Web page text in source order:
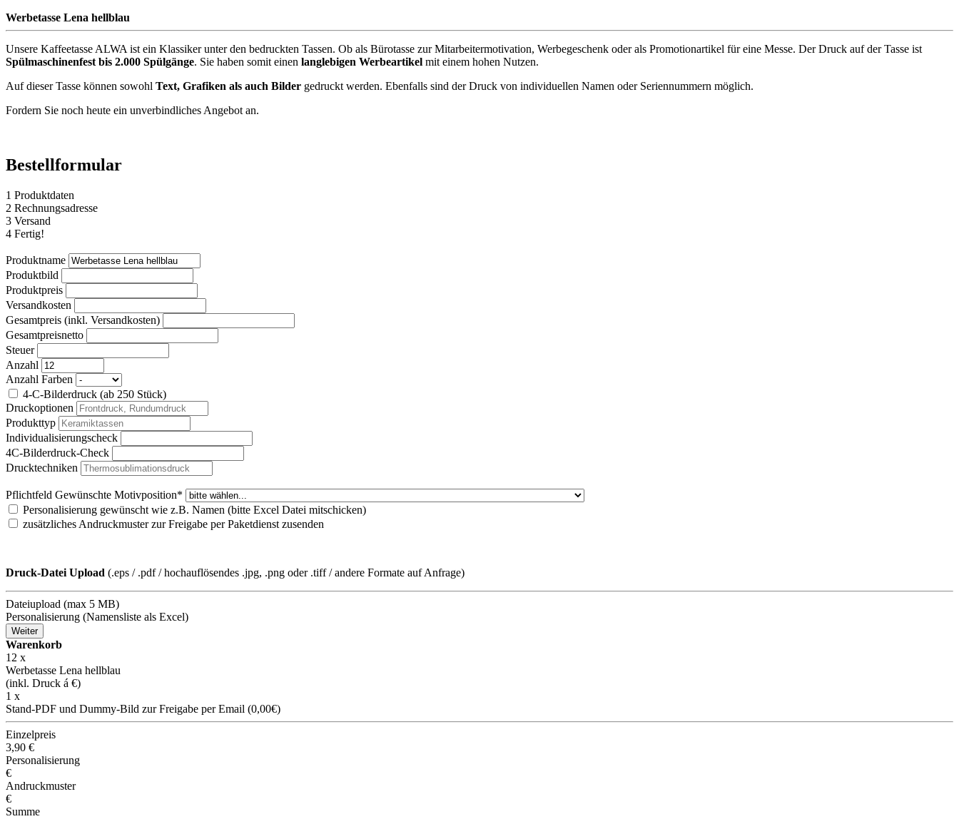
Werbetasse Lena hellblau
Unsere Kaffeetasse ALWA ist ein Klassiker unter den bedruckten Tassen. Ob als Bürotasse zur Mitarbeitermotivation, Werbegeschenk oder als Promotionartikel für eine Messe. Der Druck auf der Tasse ist
Spülmaschinenfest bis 2.000 Spülgänge. Sie haben somit einen langlebigen Werbeartikel mit einem hohen Nutzen.
Auf dieser Tasse können sowohl Text, Grafiken als auch Bilder gedruckt werden. Ebenfalls sind der Druck von individuellen Namen oder Seriennummern möglich.
Fordern Sie noch heute ein unverbindliches Angebot an.
Bestellformular
1 Produktdaten
2 Rechnungsadresse
3 Versand
4 Fertig!
Produktname
Produktbild
Produktpreis
Versandkosten
Gesamtpreis (inkl. Versandkosten)
Gesamtpreisnetto
Steuer
Anzahl
Anzahl Farben
4-C-Bilderdruck (ab 250 Stück)
Druckoptionen
Produkttyp
Individualisierungscheck
4C-Bilderdruck-Check
Drucktechniken
Pflichtfeld Gewünschte Motivposition*
Personalisierung gewünscht wie z.B. Namen (bitte Excel Datei mitschicken)
zusätzliches Andruckmuster zur Freigabe per Paketdienst zusenden
Druck-Datei Upload (.eps / .pdf / hochauflösendes .jpg, .png oder .tiff / andere Formate auf Anfrage)
Dateiupload (max 5 MB)
Personalisierung (Namensliste als Excel)
Weiter
Warenkorb
12 x
Werbetasse Lena hellblau
(inkl. Druck á €)
1 x
Stand-PDF und Dummy-Bild zur Freigabe per Email (0,00€)
Einzelpreis
3,90 €
Personalisierung
€
Andruckmuster
€
Summe